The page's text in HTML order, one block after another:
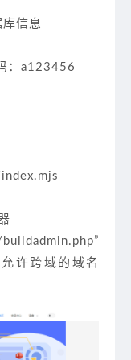
信息
：a123456
许跨域的域名